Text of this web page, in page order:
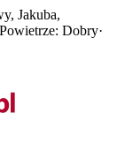
Jakuba,
Powietrze: Dobry·